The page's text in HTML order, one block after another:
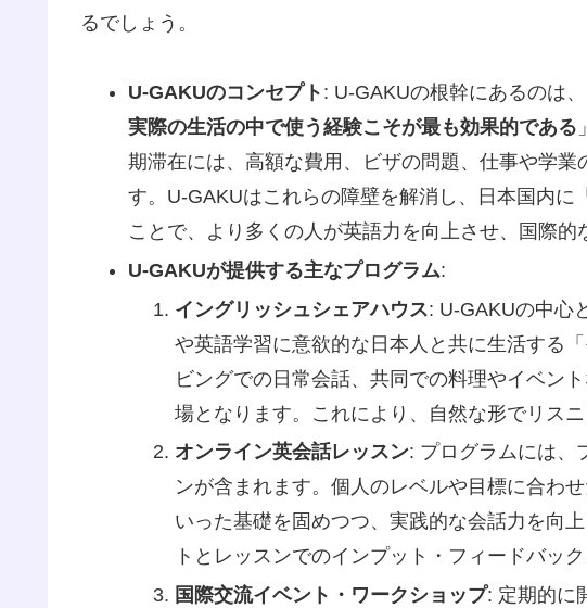
るでしょう。
U-GAKUのコンセプト : U-GAKUの根幹にあるのは、
実際の生活の中で使う経験こそが最も効果的である
期滞在には、高額な費用、ビザの問題、仕事や学業
す。U-GAKUはこれらの障壁を解消し、日本国内に
ことで、より多くの人が英語力を向上させ、国際的
U-GAKUが提供する主なプログラム:
イングリッシュシェアハウス: U-GAKUの中心
や英語学習に意欲的な日本人と共に生活する「
ビングでの日常会話、共同での料理やイベン
場となります。これにより、自然な形でリス
オンライン英会話レッスン: プログラムには、
ンが含まれます。個人のレベルや目標に合わ
いった基礎を固めつつ、実践的な会話力を向
トとレッスンでのインプット・フィードバッ
国際交流イベント・ワークショップ: 定期的に